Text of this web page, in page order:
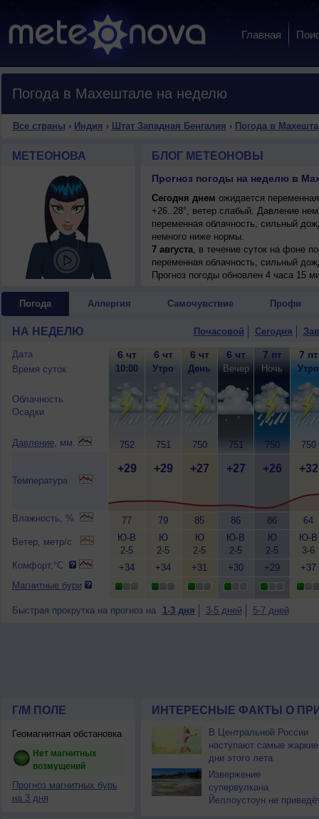
Главная
Погода в Махештале на неделю
Все страны › Индия › Штат Западная Бенгалия › Погода в
МЕТЕОНОВА БЛОГ МЕТЕОНОВЫ
Сегодня днем ожидается
+26..28°, ветер слабый. Давление
переменная облачность, сильный
немного ниже нормы.
7 августа, в течение суток на фоне
переменная облачность, сильный
+30..32°, ветер слабый.
Прогноз погоды обновлен 4 часа 15
Погода Аллергия Самочувствие Профи
НА НЕДЕЛЮ Почасовой Сегодня
Дата
Время суток
Облачность
Осадки
Давление, мм.
Температура
Влажность, %
Ветер, метр/с
Комфорт,°C
Магнитные бури
6 чт
10:00
752
+29
77
Ю-В
2-5
+34
6 чт
Утро
751
+29
79
Ю
2-5
+34
6 чт
День
750
+27
85
Ю
2-5
+31
6 чт
Вечер
751
+27
86
Ю-В
2-5
+30
7 пт
Ночь
750
+26
86
Ю
2-5
+29
7 пт
Утро
750
+32
64
Ю-В
3-6
+37
Быстрая прокрутка на прогноз на 1-3 дня 3-5 дней 5-7 дней
Г/М ПОЛЕ
Геомагнитная обстановка
Нет магнитных
возмущений
Прогноз магнитных бурь
на 3 дня
ИНТЕРЕСНЫЕ ФАКТЫ О
В Центральной России
наступают самые жаркие
дни этого лета
Извержение
супервулкана
Йеллоустоун не